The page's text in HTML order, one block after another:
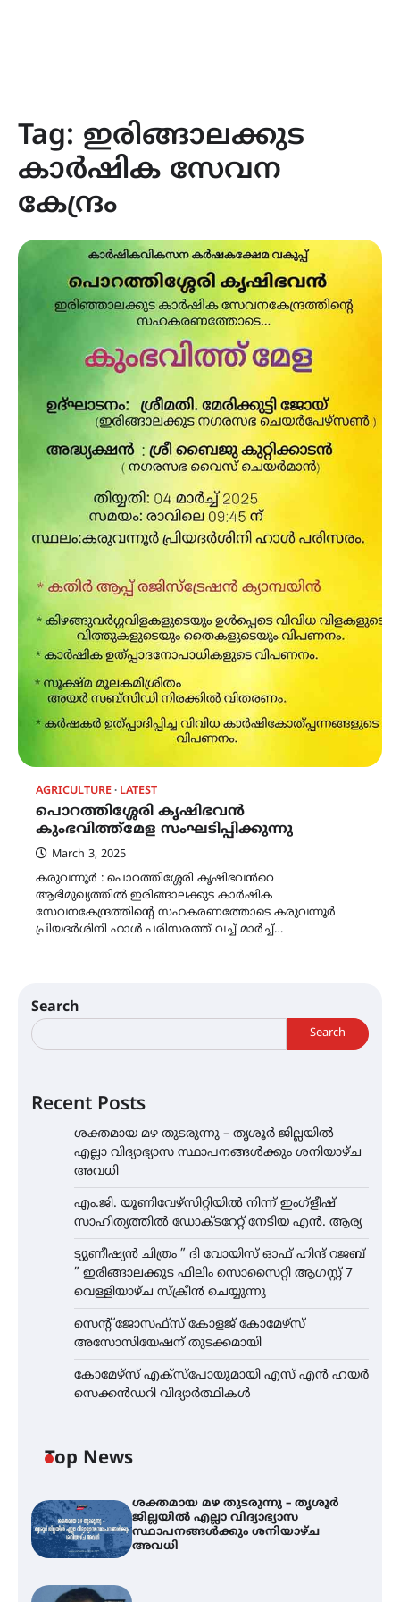
Tag: ഇരിങ്ങാലക്കുട
കാർഷിക സേവന
കേന്ദ്രം
AGRICULTURE LATEST
പൊറത്തിശ്ശേരി കൃഷിഭവൻ
കുംഭവിത്ത്മേള സംഘടിപ്പിക്കുന്നു
March 3, 2025
കരുവന്നൂർ : പൊറത്തിശ്ശേരി കൃഷിഭവൻറെ
ആഭിമുഖ്യത്തിൽ ഇരിങ്ങാലക്കുട കാർഷിക
സേവനകേന്ദ്രത്തിന്റെ സഹകരണത്തോടെ കരുവന്നൂർ
പ്രിയദർശിനി ഹാൾ പരിസരത്ത് വച്ച് മാർച്ച്…
Search
Search
Recent Posts
ശക്തമായ മഴ തുടരുന്നു – തൃശൂർ ജില്ലയിൽ
എല്ലാ വിദ്യാഭ്യാസ സ്ഥാപനങ്ങൾക്കും ശനിയാഴ്ച
അവധി
എം.ജി. യൂണിവേഴ്‌സിറ്റിയിൽ നിന്ന് ഇംഗ്ളീഷ്
സാഹിത്യത്തിൽ ഡോക്ടറേറ്റ് നേടിയ എൻ. ആര്യ
ട്യുണീഷ്യൻ ചിത്രം ” ദി വോയിസ് ഓഫ് ഹിന്ദ് റജബ്
” ഇരിങ്ങാലക്കുട ഫിലിം സൊസൈറ്റി ആഗസ്റ്റ് 7
വെള്ളിയാഴ്ച സ്‌ക്രീൻ ചെയ്യുന്നു
സെന്റ് ജോസഫ്സ് കോളജ് കോമേഴ്‌സ്
അസോസിയേഷന് തുടക്കമായി
കോമേഴ്സ് എക്സ്പോയുമായി എസ് എൻ ഹയർ
സെക്കൻഡറി വിദ്യാർത്ഥികൾ
Top News
ശക്തമായ മഴ തുടരുന്നു – തൃശൂർ
ജില്ലയിൽ എല്ലാ വിദ്യാഭ്യാസ
സ്ഥാപനങ്ങൾക്കും ശനിയാഴ്ച
അവധി